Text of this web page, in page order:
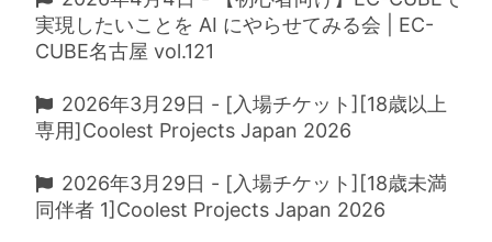
実現したいことを AI にやらせてみる会 | EC-
CUBE名古屋 vol.121
2026年3月29日 - [入場チケット][18歳以上
専用]Coolest Projects Japan 2026
2026年3月29日 - [入場チケット][18歳未満
同伴者 1]Coolest Projects Japan 2026